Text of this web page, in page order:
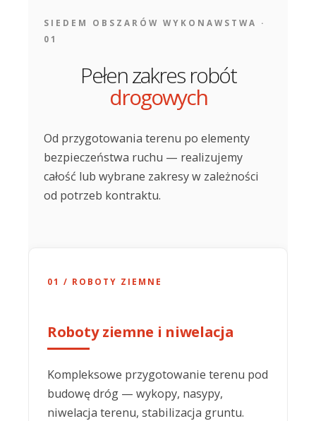
SIEDEM OBSZARÓW WYKONAWSTWA ·
01
Pełen zakres robót
drogowych
Od przygotowania terenu po elementy
bezpieczeństwa ruchu — realizujemy
całość lub wybrane zakresy w zależności
od potrzeb kontraktu.
01 / ROBOTY ZIEMNE
Roboty ziemne i niwelacja
Kompleksowe przygotowanie terenu pod
budowę dróg — wykopy, nasypy,
niwelacja terenu, stabilizacja gruntu.